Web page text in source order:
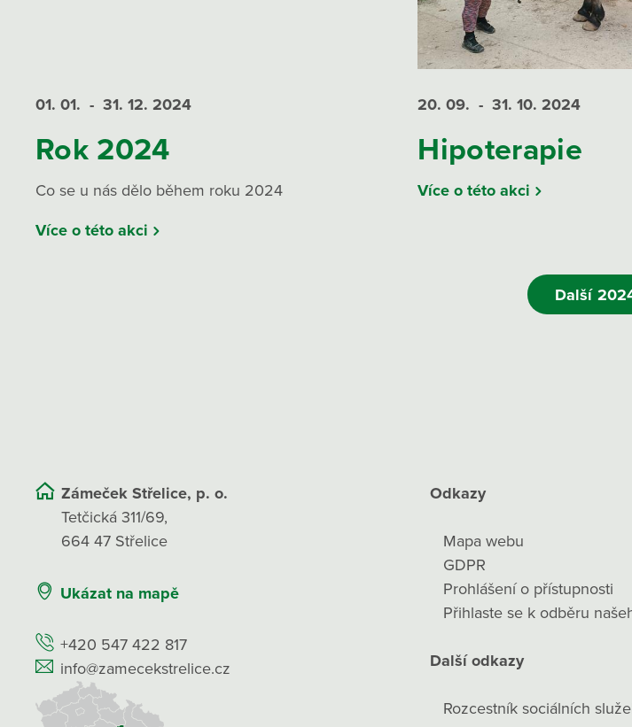
01. 01. - 31. 12. 2024
Rok 2024
Co se u nás dělo během roku 2024
Více o této akci
20. 09. - 31. 10.2024
Hipoterapie
Více o této akci
Další
Zámeček Střelice, p. o.
Tetčická 311/69,
664 47 Střelice
Ukázat na mapě
+420 547 422 817
info@zamecekstrelice.cz
Odkazy
Mapa webu
GDPR
Prohlášení o přístupnosti
Přihlaste se k odběru
Další odkazy
Rozcestník sociálních